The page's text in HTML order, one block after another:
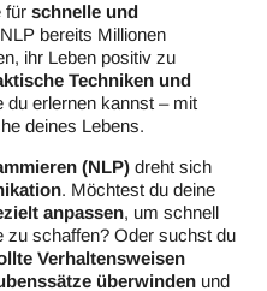
für schnelle und
bereits Millionen
ihr Leben positiv zu
Techniken und
du erlernen kannst – mit
deines Lebens.
(NLP) dreht sich
. Möchtest du deine
anpassen, um schnell
zu schaffen? Oder suchst du
Verhaltensweisen
überwinden und